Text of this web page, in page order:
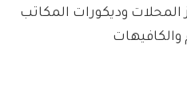
وديكورات المكاتب
والكافيهات